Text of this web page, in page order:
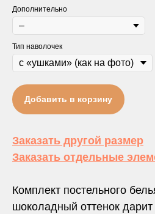
Дополнительно
Тип наволочек
Добавить в корзину
Заказать другой размер
Заказать отдельные
Комплект постельного
шоколадный оттенок